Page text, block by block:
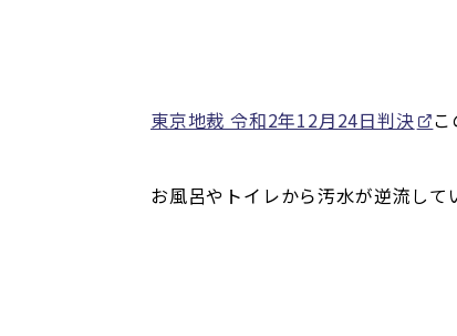
東京地裁 令和2年12月24日判決
お風呂やトイレから汚水が逆流し